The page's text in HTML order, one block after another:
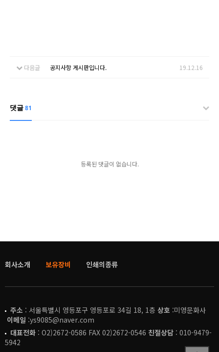
다음글 공지사항 게시판입니다. 19.12.16
댓글81
등록된 댓글이 없습니다.
회사소개 보유장비 인쇄의종류
주소 : 서울특별시 영등포구 영등포로 34길 18, 1층 상호 :미영문화사
이메일 :ys9085@naver.com
대표전화 : O2)2672-0586 FAX 02)2672-0546 친절상담 : 010-9479-
5942